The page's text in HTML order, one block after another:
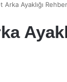
Arka Ayaklığı